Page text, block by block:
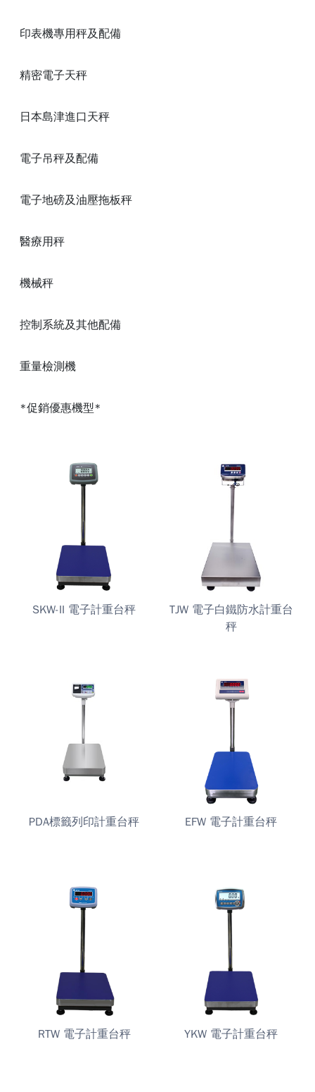
印表機專用秤及配備
精密電子天秤
日本島津進口天秤
電子吊秤及配備
電子地磅及油壓拖板秤
醫療用秤
機械秤
控制系統及其他配備
重量檢測機
*促銷優惠機型*
SKW-II 電子計重台秤
TJW 電子白鐵防水計重台
秤
PDA標籤列印計重台秤 EFW 電子計重台秤
RTW 電子計重台秤 YKW 電子計重台秤